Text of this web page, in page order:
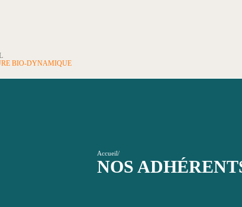
BIO-DYNAMIQUE
Accueil/
NOS